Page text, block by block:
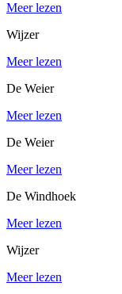
Meer lezen
Wijzer
Meer lezen
De Weier
Meer lezen
De Weier
Meer lezen
De Windhoek
Meer lezen
Wijzer
Meer lezen